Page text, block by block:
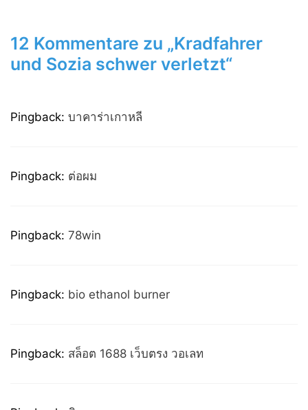
12 Kommentare zu „Kradfahrer
und Sozia schwer verletzt“
Pingback: บาคาร่าเกาหลี
Pingback: ต่อผม
Pingback: 78win
Pingback: bio ethanol burner
Pingback: สล็อต 1688 เว็บตรง วอเลท